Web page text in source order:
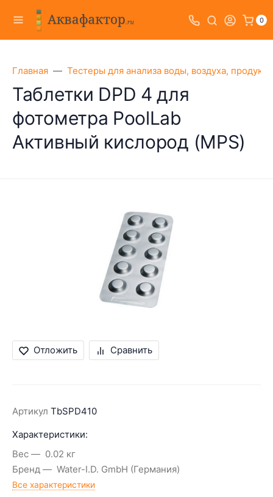
0
Главная Тестеры для анализа воды, воздуха,
Таблетки DPD 4 для
фотометра PoolLab
Активный кислород (MPS)
Отложить Сравнить
Артикул TbSPD410
Характеристики:
Вес
0.02 кг
Бренд
Water-I.D. GmbH (Германия)
Все характеристики